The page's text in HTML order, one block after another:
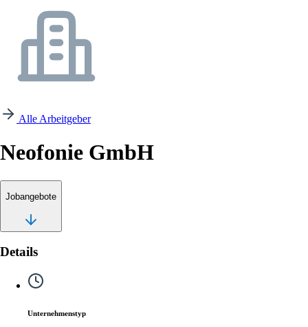
Alle Arbeitgeber
Neofonie GmbH
Jobangebote
Details
Unternehmenstyp